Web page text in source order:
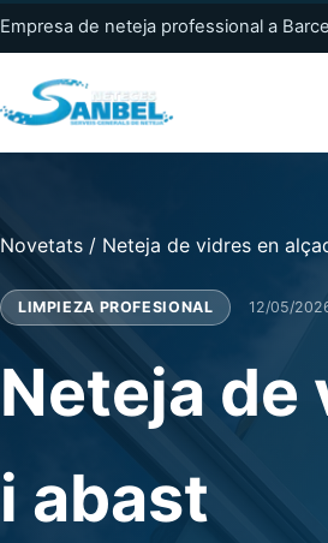
Empresa de neteja professional a
Novetats / Neteja de vidres en
LIMPIEZA PROFESIONAL 12/05/
Neteja de
i abast